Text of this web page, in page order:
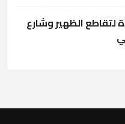
لتقاطع الظهير وشارع